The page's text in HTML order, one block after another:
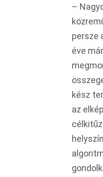
–
persze
éve
kész
az